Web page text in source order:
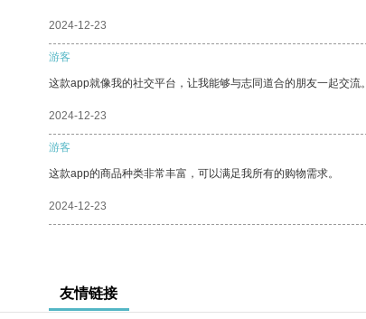
2024-12-23
游客
这款app就像我的社交平台，让我能够与志同道合的朋友一起交流。
2024-12-23
游客
这款app的商品种类非常丰富，可以满足我所有的购物需求。
2024-12-23
友情链接